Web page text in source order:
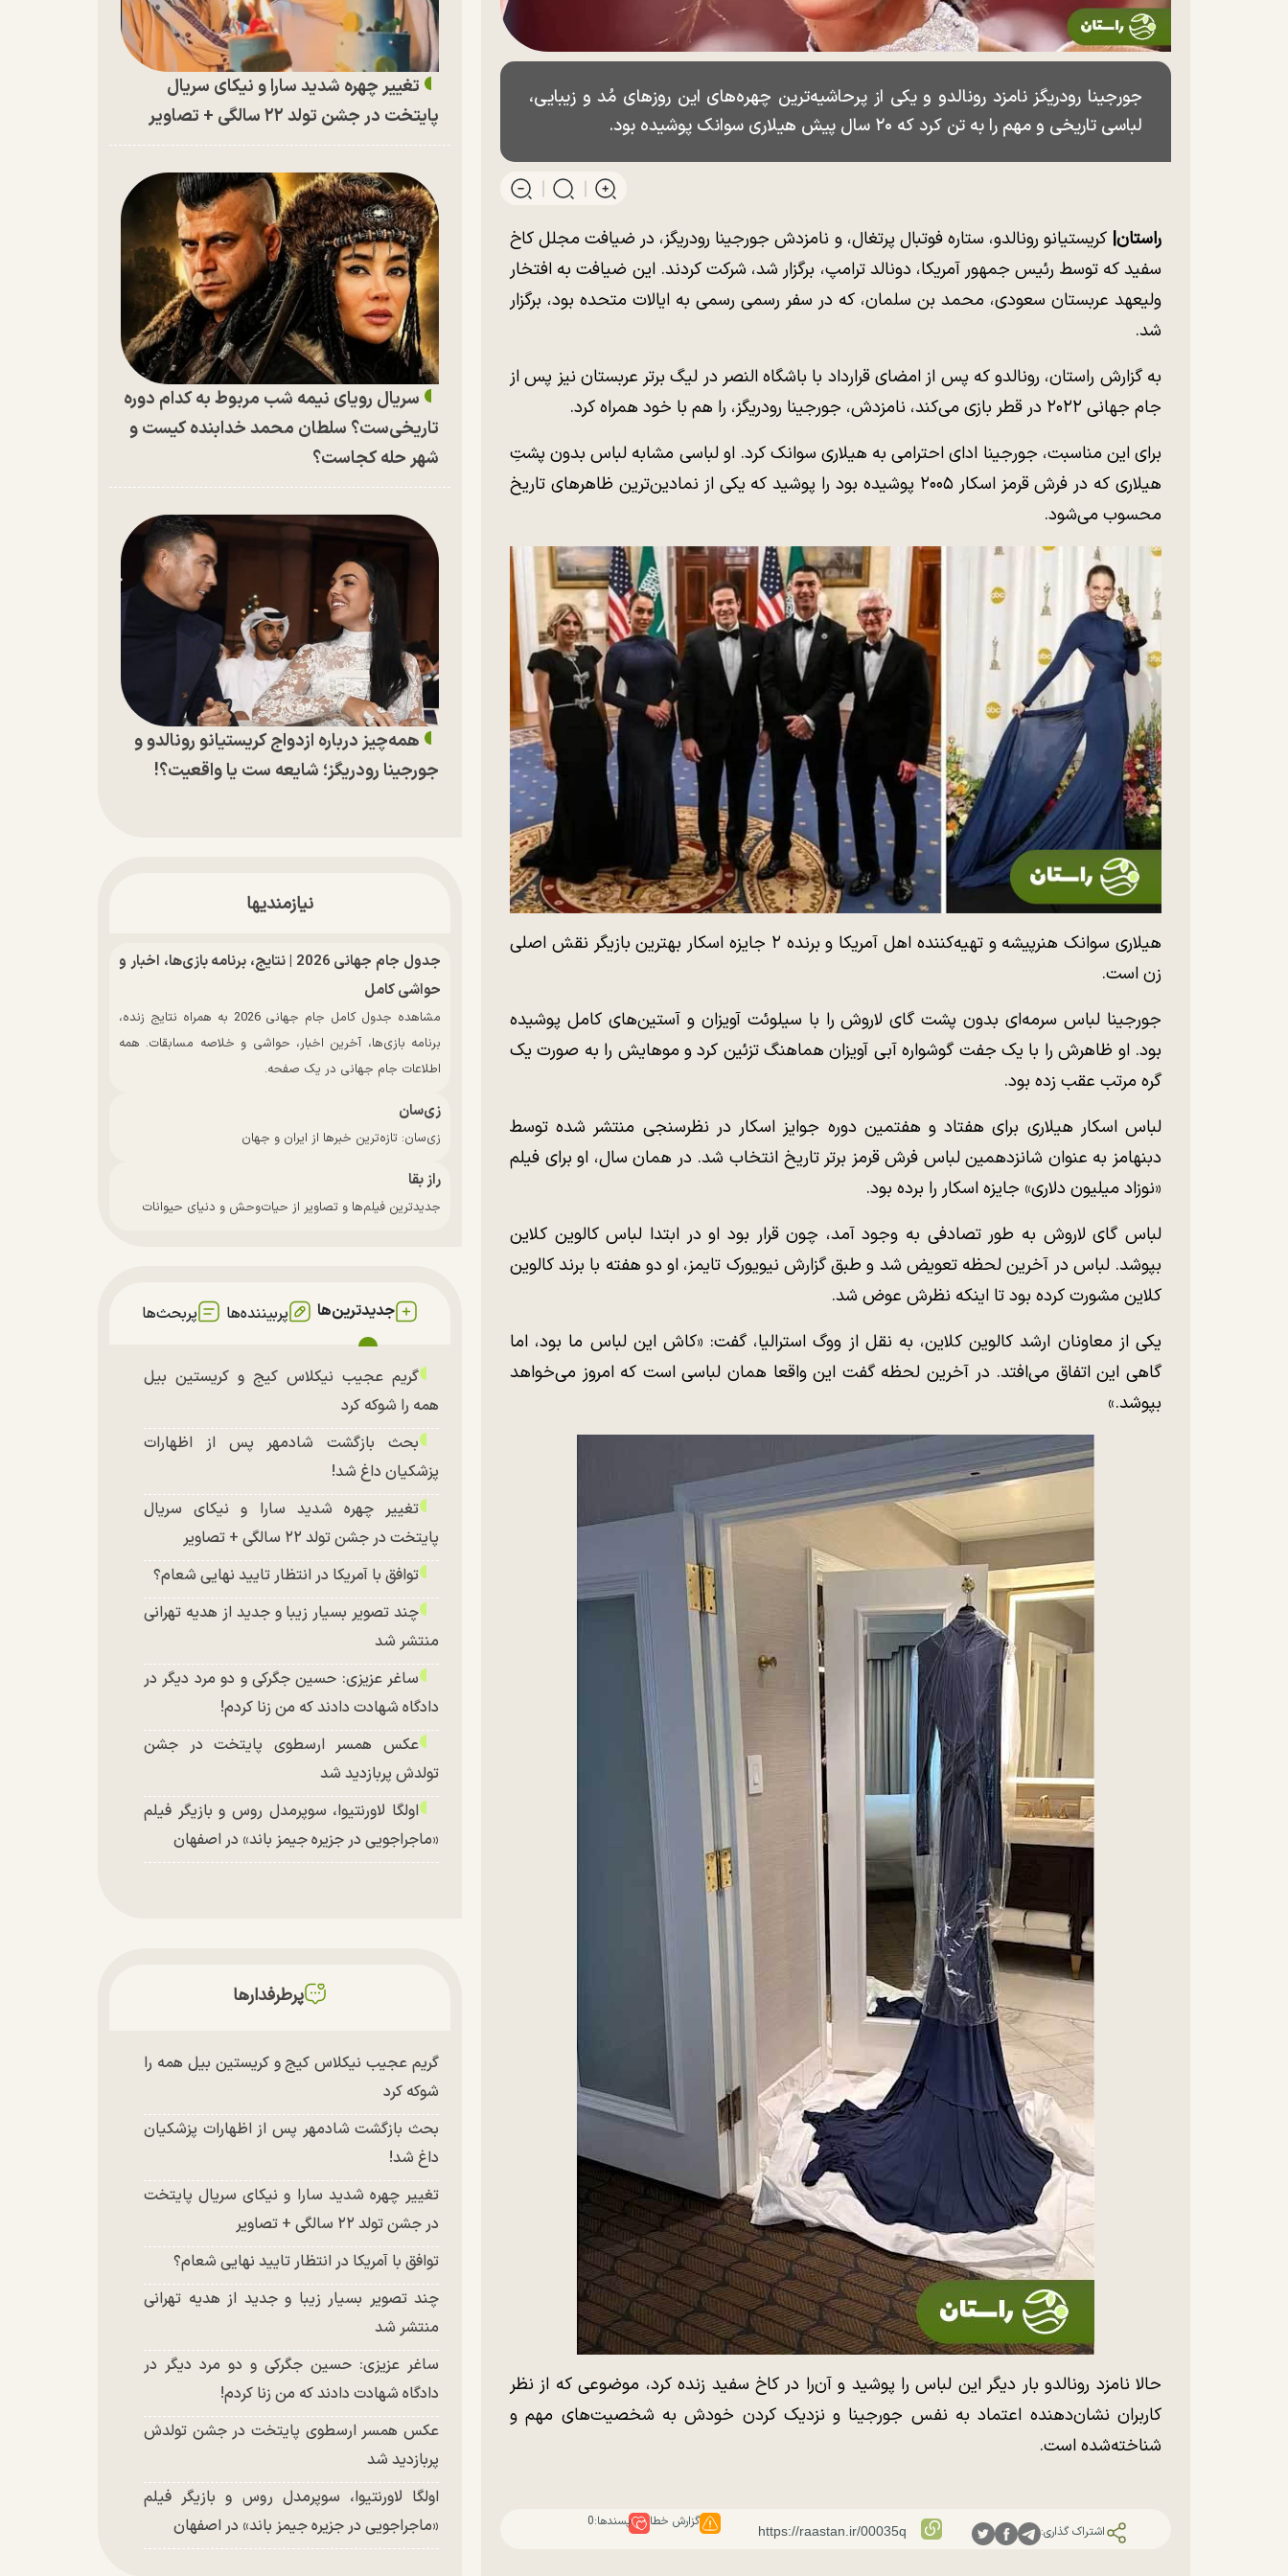
جورجینا رودریگز نامزد رونالدو و یکی از پرحاشیه‌ترین چهره‌های این روز‌های مُد و زیبایی،
لباسی تاریخی و مهم را به تن کرد که ۲۰ سال پیش هیلاری سوانک پوشیده بود.
راستان|کریستیانو رونالدو، ستاره فوتبال پرتغال، و نامزدش جورجینا رودریگز، در ضیافت مجلل کاخ
سفید که توسط رئیس جمهور آمریکا، دونالد ترامپ، برگزار شد، شرکت کردند. این ضیافت به افتخار
ولیعهد عربستان سعودی، محمد بن سلمان، که در سفر رسمی رسمی به ایالات متحده بود، برگزار
شد.
به گزارش راستان، رونالدو که پس از امضای قرارداد با باشگاه النصر در لیگ برتر عربستان نیز پس از
جام جهانی ۲۰۲۲ در قطر بازی می‌کند، نامزدش، جورجینا رودریگز، را هم با خود همراه کرد.
برای این مناسبت، جورجینا ادای احترامی به هیلاری سوانک کرد. او لباسی مشابه لباس بدون پشتِ
هیلاری که در فرش قرمز اسکار ۲۰۰۵ پوشیده بود را پوشید که یکی از نمادین‌ترین ظاهر‌های تاریخ
محسوب می‌شود.
هیلاری سوانک هنرپیشه و تهیه‌کننده اهل آمریکا و برنده ۲ جایزه اسکار بهترین بازیگر نقش اصلی
زن است.
جورجینا لباس سرمه‌ای بدون پشت گای لاروش را با سیلوئت آویزان و آستین‌های کامل پوشیده
بود. او ظاهرش را با یک جفت گوشواره آبی آویزان هماهنگ تزئین کرد و موهایش را به صورت یک
گره مرتب عقب زده بود.
لباس اسکار هیلاری برای هفتاد و هفتمین دوره جوایز اسکار در نظرسنجی منتشر شده توسط
دبنهامز به عنوان شانزدهمین لباس فرش قرمز برتر تاریخ انتخاب شد. در همان سال، او برای فیلم
«نوزاد میلیون دلاری» جایزه اسکار را برده بود.
لباس گای لاروش به طور تصادفی به وجود آمد، چون قرار بود او در ابتدا لباس کالوین کلاین
بپوشد. لباس در آخرین لحظه تعویض شد و طبق گزارش نیویورک تایمز، او دو هفته با برند کالوین
کلاین مشورت کرده بود تا اینکه نظرش عوض شد.
یکی از معاونان ارشد کالوین کلاین، به نقل از ووگ استرالیا، گفت: «کاش این لباس ما بود، اما
گاهی این اتفاق می‌افتد. در آخرین لحظه گفت این واقعا همان لباسی است که امروز می‌خواهد
بپوشد.»
حالا نامزد رونالدو بار دیگر این لباس را پوشید و آن‌را در کاخ سفید زنده کرد، موضوعی که از نظر
کاربران نشان‌دهنده اعتماد به نفس جورجینا و نزدیک‌ کردن خودش به شخصیت‌های مهم و
شناخته‌شده است.
اشتراک گذاری:
گزارش خطا پسندها:0
تغییر چهره شدید سارا و نیکای سریال
پایتخت در جشن تولد ۲۲ سالگی + تصاویر
سریال رویای نیمه شب مربوط به کدام دوره
تاریخی‌ست؟ سلطان محمد خدابنده کیست و
شهر حله کجاست؟
همه‌چیز درباره ازدواج کریستیانو رونالدو و
جورجینا رودریگز؛ شایعه ست یا واقعیت؟!
نیازمندیها
جدول جام جهانی 2026 | نتایج، برنامه بازی‌ها، اخبار و
حواشی کامل
مشاهده جدول کامل جام جهانی 2026 به همراه نتایج زنده،
برنامه بازی‌ها، آخرین اخبار، حواشی و خلاصه مسابقات. همه
اطلاعات جام جهانی در یک صفحه.
زی‌سان
زی‌سان: تازه‌ترین خبرها از ایران و جهان
راز بقا
جدیدترین فیلم‌ها و تصاویر از حیات‌وحش و دنیای حیوانات
جدیدترین‌ها پربیننده‌ها پربحث‌ها
گریم عجیب نیکلاس کیج و کریستین بیل
همه را شوکه کرد
بحث بازگشت شادمهر پس از اظهارات
پزشکیان داغ شد!
تغییر چهره شدید سارا و نیکای سریال
پایتخت در جشن تولد ۲۲ سالگی + تصاویر
توافق با آمریکا در انتظار تایید نهایی شعام؟
چند تصویر بسیار زیبا و جدید از هدیه تهرانی
منتشر شد
ساغر عزیزی: حسین جگرکی و دو مرد دیگر در
دادگاه شهادت دادند که من زنا کردم!
عکس همسر ارسطوی پایتخت در جشن
تولدش پربازدید شد
اولگا لاورنتیوا، سوپرمدل روس و بازیگر فیلم
«ماجراجویی در جزیره جیمز باند» در اصفهان
پرطرفدارها
گریم عجیب نیکلاس کیج و کریستین بیل همه را
شوکه کرد
بحث بازگشت شادمهر پس از اظهارات پزشکیان
داغ شد!
تغییر چهره شدید سارا و نیکای سریال پایتخت
در جشن تولد ۲۲ سالگی + تصاویر
توافق با آمریکا در انتظار تایید نهایی شعام؟
چند تصویر بسیار زیبا و جدید از هدیه تهرانی
منتشر شد
ساغر عزیزی: حسین جگرکی و دو مرد دیگر در
دادگاه شهادت دادند که من زنا کردم!
عکس همسر ارسطوی پایتخت در جشن تولدش
پربازدید شد
اولگا لاورنتیوا، سوپرمدل روس و بازیگر فیلم
«ماجراجویی در جزیره جیمز باند» در اصفهان